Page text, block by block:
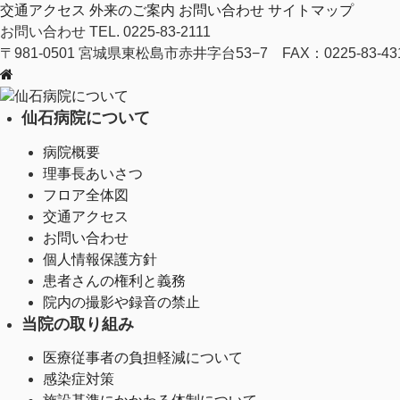
交通アクセス 外来のご案内 お問い合わせ サイトマップ
お問い合わせ TEL. 0225-83-2111
〒981-0501 宮城県東松島市赤井字台53−7 FAX：0225-83-
仙石病院について
仙石病院について
病院概要
理事長あいさつ
フロア全体図
交通アクセス
お問い合わせ
個人情報保護方針
患者さんの権利と義務
院内の撮影や録音の禁止
当院の取り組み
医療従事者の負担軽減について
感染症対策